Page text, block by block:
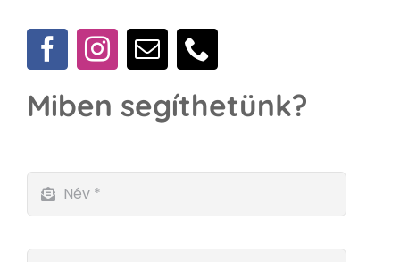
Miben segíthetünk?